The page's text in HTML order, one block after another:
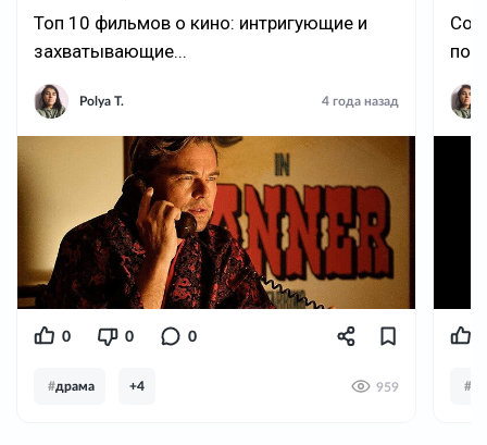
Топ 10 фильмов о кино: интригующие и
захватывающие...
Polya T. 4 года назад
0 0 0
#драма +4 959 #